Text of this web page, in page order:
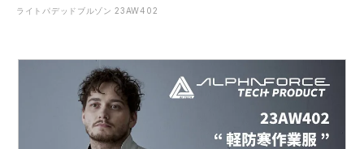
事務服・オフィスウェア
アシックス安全靴ランキング
ミズノ安全靴ランキング
アイズフロンティア TSDESIGN
アイトス株式会社
大工・鳶作業服
ライトパデッドブルゾン 23AW402